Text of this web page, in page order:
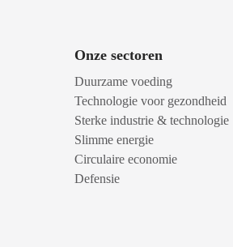
Onze sectoren
Duurzame voeding
Technologie voor gezondheid
Sterke industrie & technologie
Slimme energie
Circulaire economie
Defensie